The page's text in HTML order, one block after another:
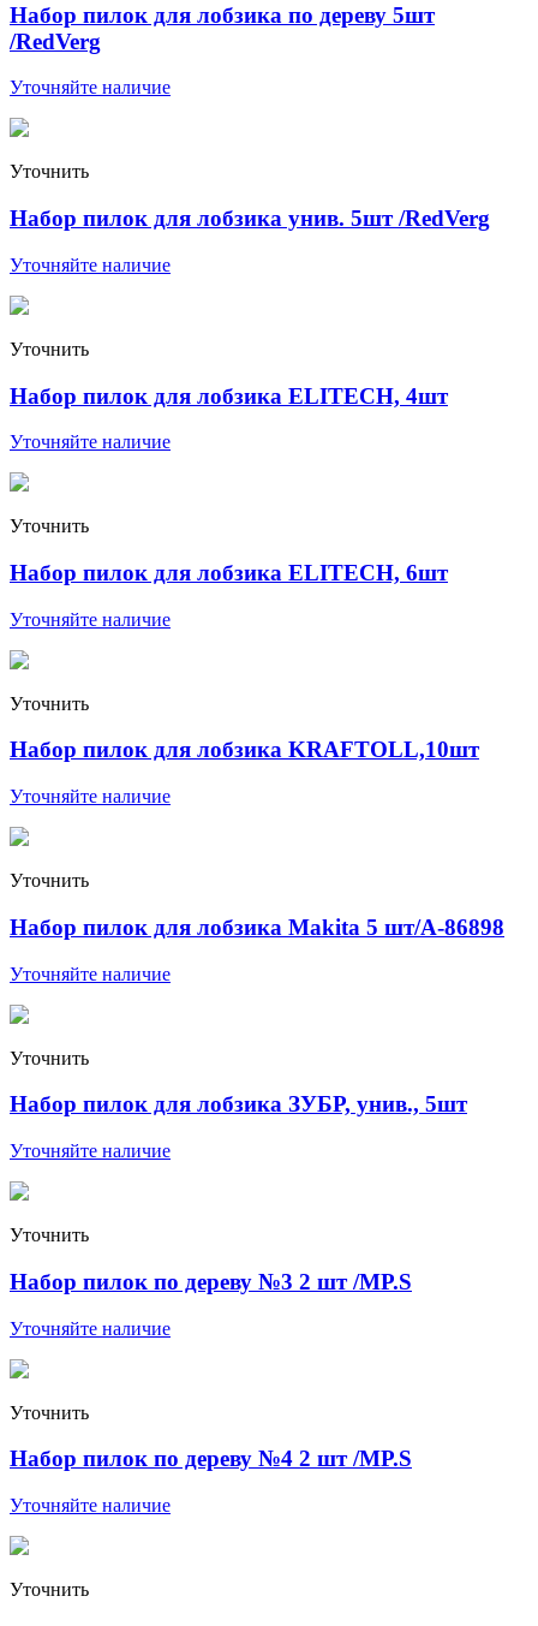
Набор пилок для лобзика по дереву 5шт
/RedVerg
Уточняйте наличие
Уточнить
Набор пилок для лобзика унив. 5шт /RedVerg
Уточняйте наличие
Уточнить
Набор пилок для лобзика ELITECH, 4шт
Уточняйте наличие
Уточнить
Набор пилок для лобзика ELITECH, 6шт
Уточняйте наличие
Уточнить
Набор пилок для лобзика KRAFTOLL,10шт
Уточняйте наличие
Уточнить
Набор пилок для лобзика Makita 5 шт/А-86898
Уточняйте наличие
Уточнить
Набор пилок для лобзика ЗУБР, унив., 5шт
Уточняйте наличие
Уточнить
Набор пилок по дереву №3 2 шт /MP.S
Уточняйте наличие
Уточнить
Набор пилок по дереву №4 2 шт /MP.S
Уточняйте наличие
Уточнить